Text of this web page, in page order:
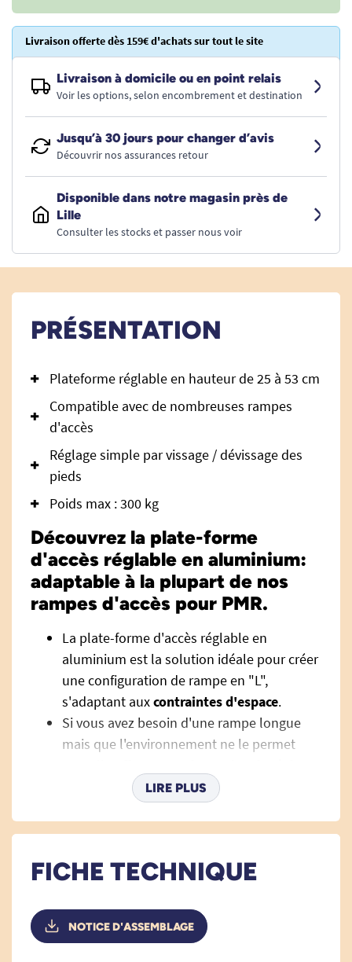
Livraison offerte dès 159€ d'achats sur tout le site
Livraison à domicile ou en point relais
Voir les options, selon encombrement et destination
Jusqu’à 30 jours pour changer d’avis
Découvrir nos assurances retour
Disponible dans notre magasin près de
Lille
Consulter les stocks et passer nous voir
PRÉSENTATION
Plateforme réglable en hauteur de 25 à 53 cm
Compatible avec de nombreuses rampes
d'accès
Réglage simple par vissage / dévissage des
pieds
Poids max : 300 kg
Découvrez la plate-forme
d'accès réglable en aluminium:
adaptable à la plupart de nos
rampes d'accès pour PMR.
La plate-forme d'accès réglable en
aluminium est la solution idéale pour créer
une configuration de rampe en "L",
s'adaptant auxcontraintes d'espace.
Si vous avez besoin d'une rampe longue
mais que l'environnement ne le permet
et une rampe plus courte peut être
connectée à une plate-forme, servant
avec la plupart de nos rampes pour
propriétés résidentielles ou commerciales.
Cette plate-forme d'accès réglable en
LIRE PLUS
FICHE TECHNIQUE
NOTICE D'ASSEMBLAGE